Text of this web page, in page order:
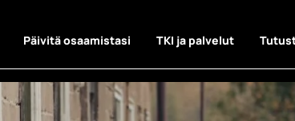
Päivitä osaamistasi TKI ja palvelut
ja